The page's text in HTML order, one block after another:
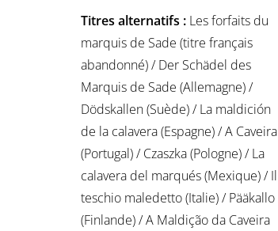
Titres alternatifs : Les forfaits du
marquis de Sade (titre français
abandonné) / Der Schädel des
Marquis de Sade (Allemagne) /
Dödskallen (Suède) / La maldición
de la calavera (Espagne) / A Caveira
(Portugal) / Czaszka (Pologne) / La
calavera del marqués (Mexique) / Il
teschio maledetto (Italie) / Pääkallo
(Finlande) / A Maldição da Caveira